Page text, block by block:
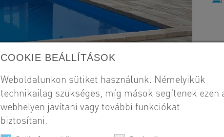
COOKIE BEÁLLÍTÁSOK
Weboldalunkon sütiket használunk. Némelyikük
technikailag szükséges, míg mások segítenek ezen
webhelyen javítani vagy további funkciókat
biztosítani.